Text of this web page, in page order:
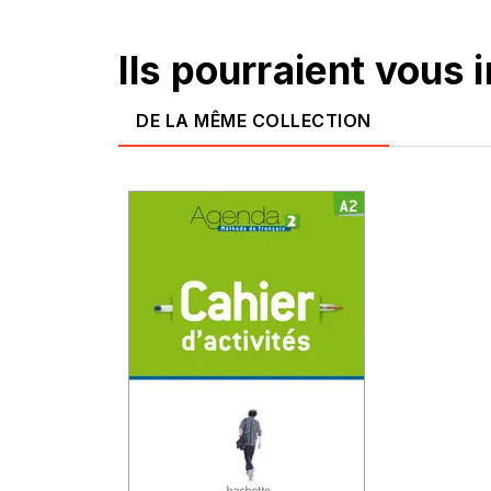
Ils pourraient vous
DE LA MÊME COLLECTION